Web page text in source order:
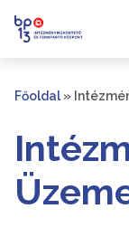
Főoldal »